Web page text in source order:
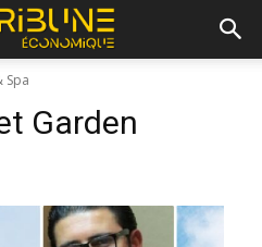
Spa
Garden